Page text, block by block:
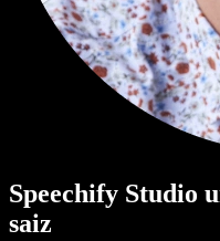
Speechify Studio
saiz